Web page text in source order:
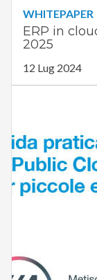
WHITEPAPER
ERP in
2025
12 Lug 2024